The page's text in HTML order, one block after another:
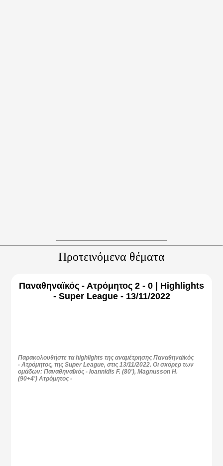
Προτεινόμενα θέματα
Παναθηναϊκός - Ατρόμητος 2 - 0 | Highlights
- Super League - 13/11/2022
Παρακολουθήστε τα highlights της αναμέτρησης Παναθηναϊκός
- Ατρόμητος, της Super League, στις 13/11/2022. Οι σκόρερ των
ομάδων: Παναθηναϊκός - Ioannidis F. (80'), Magnusson H.
(90+4') Ατρόμητος -